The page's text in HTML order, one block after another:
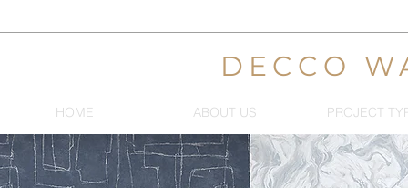
DECCO
HOME ABOUT US PROJECT